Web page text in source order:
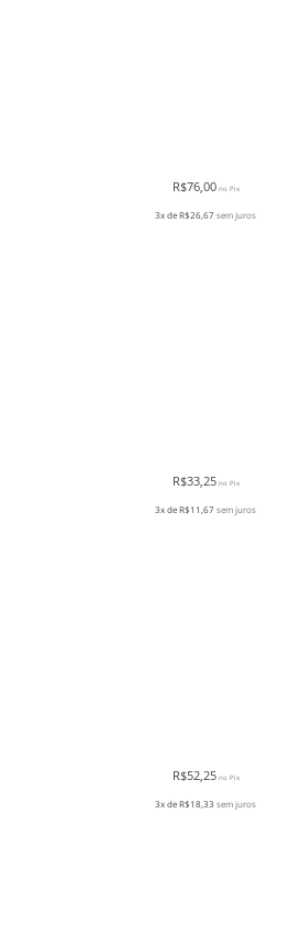
R$76,00 no Pix
3x deR$26,67 sem juros
R$33,25 no Pix
3x deR$11,67 sem juros
R$52,25 no Pix
3x deR$18,33 sem juros